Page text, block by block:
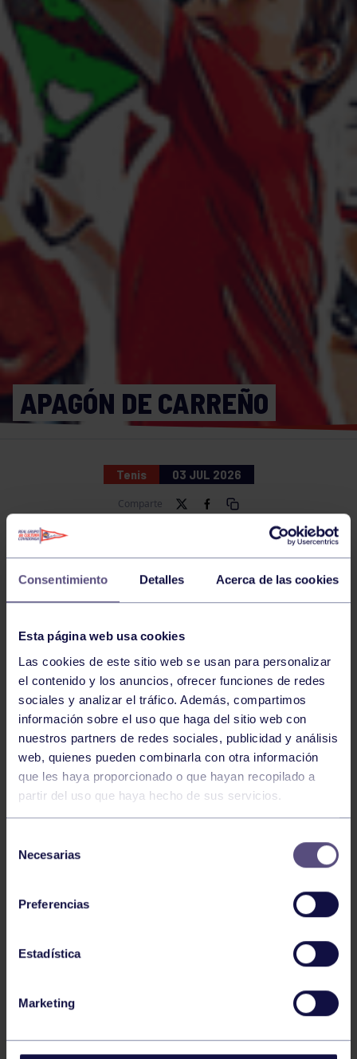
Consentimiento Detalles Acerca de las cookies
Esta página web usa cookies
Las cookies de este sitio web se usan para personalizar
el contenido y los anuncios, ofrecer funciones de redes
sociales y analizar el tráfico. Además, compartimos
información sobre el uso que haga del sitio web con
nuestros partners de redes sociales, publicidad y análisis
web, quienes pueden combinarla con otra información
que les haya proporcionado o que hayan recopilado a
partir del uso que haya hecho de sus servicios.
Necesarias
Preferencias
Estadística
Marketing
APAGÓN DE CARREÑO
Tenis 03 JUL 2026
Comparte
NOTICIAS RELACIONADAS
Tenis 05 Ago 2026
VII TORNEO ABANCA